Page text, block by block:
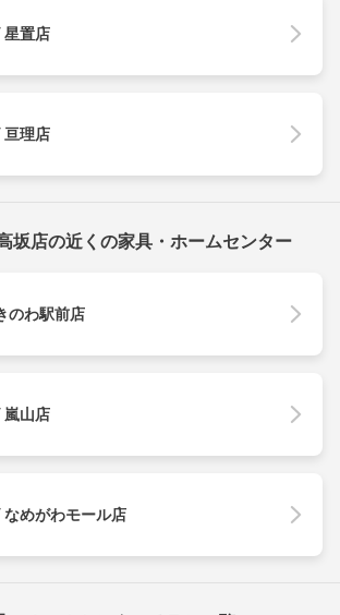
星置店
亘理店
坂店の近くの家具・ホームセンター
のわ駅前店
嵐山店
なめがわモール店